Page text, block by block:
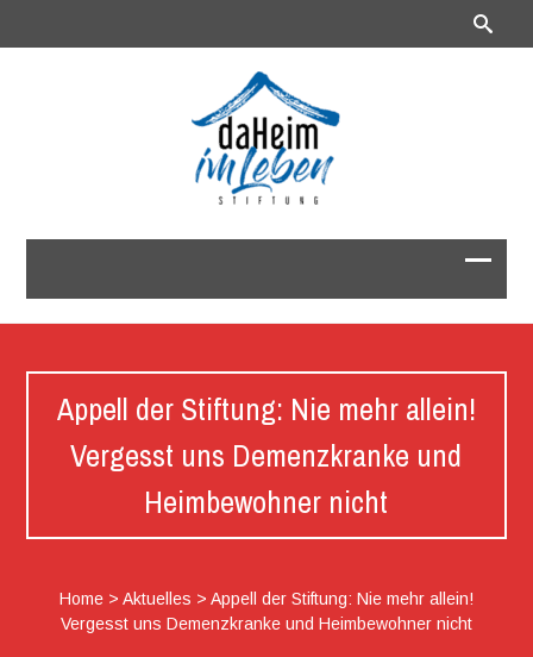
Appell der Stiftung: Nie mehr allein!
Vergesst uns Demenzkranke und
Heimbewohner nicht
Home> Aktuelles > Appell der Stiftung: Nie mehr allein!
Vergesst uns Demenzkranke und Heimbewohner nicht